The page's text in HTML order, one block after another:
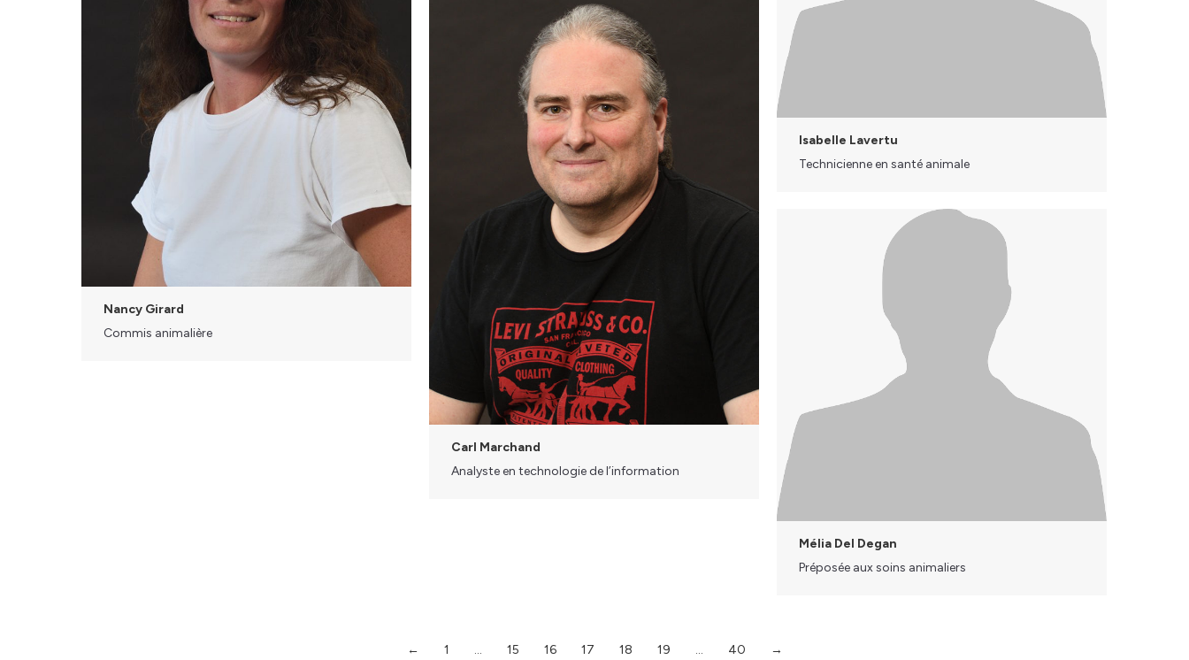
Isabelle Lavertu
Technicienne en santé animale
Nancy Girard
Commis animalière
Carl Marchand
Analyste en technologie de l’information
Mélia Del Degan
Préposée aux soins animaliers
← 1 … 15 16 17 18 19 … 40 →